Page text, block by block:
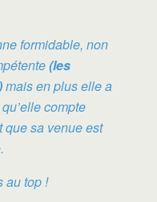
formidable, non
(les
mais en plus elle a
compte
que sa venue est
au top !